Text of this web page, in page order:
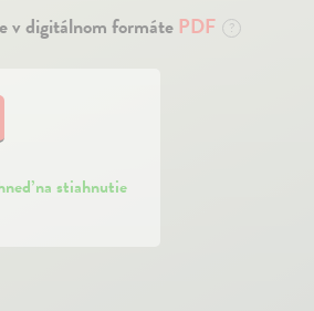
v digitálnom formáte PDF ?
na stiahnutie